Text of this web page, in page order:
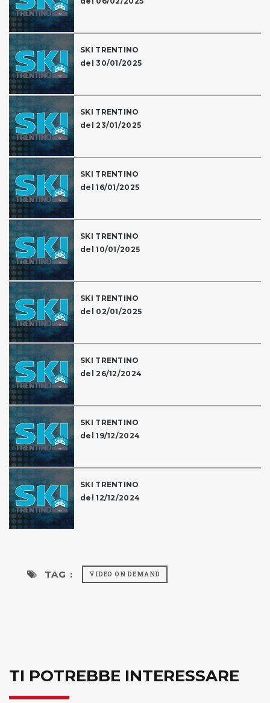
SKI TRENTINO
del 30/01/2025
SKI TRENTINO
del 23/01/2025
SKI TRENTINO
del 16/01/2025
SKI TRENTINO
del 10/01/2025
SKI TRENTINO
del 02/01/2025
SKI TRENTINO
del 26/12/2024
SKI TRENTINO
del 19/12/2024
SKI TRENTINO
del 12/12/2024
TAG : VIDEO ON DEMAND
TI POTREBBE INTERESSARE